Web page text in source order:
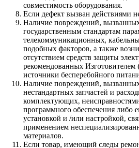
совместимость оборудования.
Если дефект вызван действиями
Наличие повреждений,
государственным стандартам
телекоммуникационных,
подобных факторов, а также
отсутствием средств защиты
рекомендованных Изготовителем
источники бесперебойного
Наличие повреждений,
нестандартных запчастей и
комплектующих,
программного обеспечения либо
установкой и /или настройкой,
применением
материалов.
Если товар, имеющий следы